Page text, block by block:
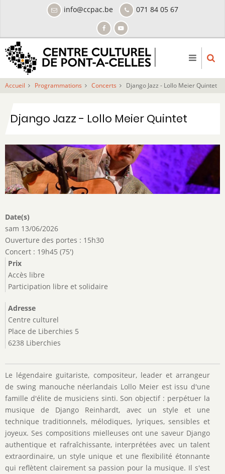
principal
info@ccpac.be 071 84 05 67
Accueil Programmations Concerts Django Jazz - Lollo Meier Quintet
Django Jazz - Lollo Meier Quintet
Date(s)
sam 13/06/2026
Ouverture des portes : 15h30
Concert : 19h45 (75')
Prix
Accès libre
Participation libre et solidaire
Adresse
Centre culturel
Place de Liberchies 5
6238 Liberchies
Le légendaire guitariste, compositeur, leader et arrangeur
de swing manouche néerlandais Lollo Meier est issu d'une
famille d'élite de musiciens sinti. Son objectif : perpétuer la
musique de Django Reinhardt, avec un style et une
technique traditionnels, mélodiques, lyriques, sensibles et
joyeux. Ses compositions mielleuses ont une saveur Django
authentique et rafraîchissante, interprétées avec un talent
extraordinaire, un style unique et une flexibilité étonnante
qui reflètent clairement sa passion pour la musique. Il s'est